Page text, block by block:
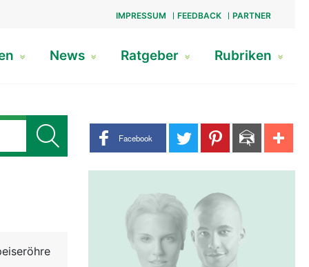
IMPRESSUM FEEDBACK PARTNER
News Ratgeber Rubriken
Share buttons
Facebook